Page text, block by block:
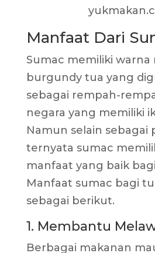
Manfaat Dari
Sumac memiliki warna
burgundy tua yang
sebagai rempah-
negara yang memiliki
Namun selain sebagai
ternyata sumac
manfaat yang baik
Manfaat sumac bagi
sebagai berikut.
1. Membantu
Berbagai makanan